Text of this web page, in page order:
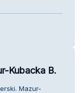
Kubacka B.
Mazur-